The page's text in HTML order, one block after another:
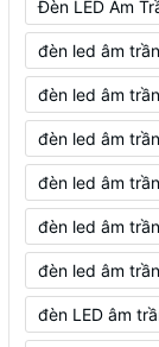
Đèn LED Âm
đèn led âm
đèn led âm
đèn led âm
đèn led âm
đèn led âm
đèn led âm
đèn LED âm